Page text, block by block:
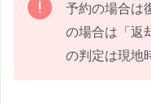
予約の場合は
の場合は「返
の判定は現地